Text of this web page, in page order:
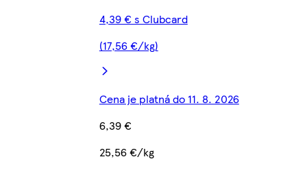
4,39 € s Clubcard
(17,56 €/kg)
Cena je platná do 11. 8. 2026
6,39 €
25,56 €/kg